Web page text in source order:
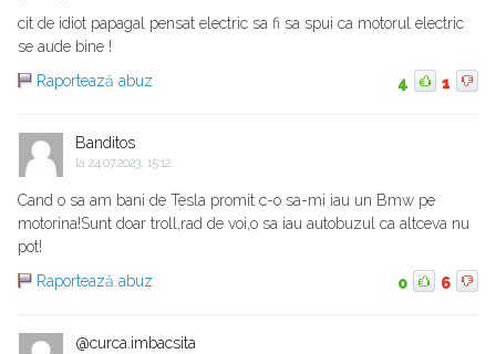
cit de idiot papagal pensat electric sa fi sa spui ca motorul electric
se aude bine !
Raportează abuz
4 1
Banditos
la 24.07.2023, 15:12
Cand o sa am bani de Tesla promit c-o sa-mi iau un Bmw pe
motorina!Sunt doar troll,rad de voi,o sa iau autobuzul ca altceva nu
pot!
Raportează abuz
0 6
@curca.imbacsita